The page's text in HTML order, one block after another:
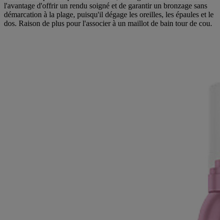
l'avantage d'offrir un rendu soigné et de garantir un bronzage sans
démarcation à la plage, puisqu'il dégage les oreilles, les épaules et le
dos. Raison de plus pour l'associer à un maillot de bain tour de cou.